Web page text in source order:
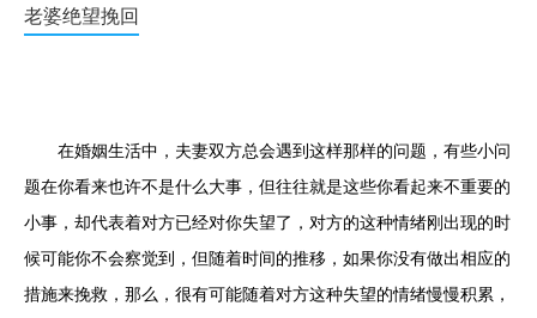
老婆绝望挽回
在婚姻生活中，夫妻双方总会遇到这样那样的问题，有些小问
题在你看来也许不是什么大事，但往往就是这些你看起来不重要的
小事，却代表着对方已经对你失望了，对方的这种情绪刚出现的时
候可能你不会察觉到，但随着时间的推移，如果你没有做出相应的
措施来挽救，那么，很有可能随着对方这种失望的情绪慢慢积累，